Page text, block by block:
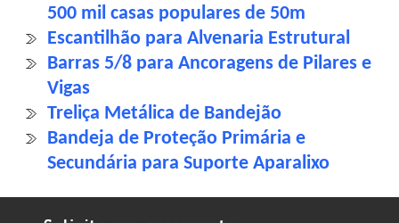
500 mil casas populares de 50m
Escantilhão para Alvenaria Estrutural
Barras 5/8 para Ancoragens de Pilares e
Vigas
Treliça Metálica de Bandejão
Bandeja de Proteção Primária e
Secundária para Suporte Aparalixo